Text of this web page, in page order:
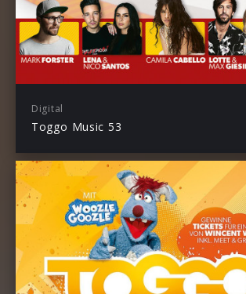
Digital
Toggo Music 53